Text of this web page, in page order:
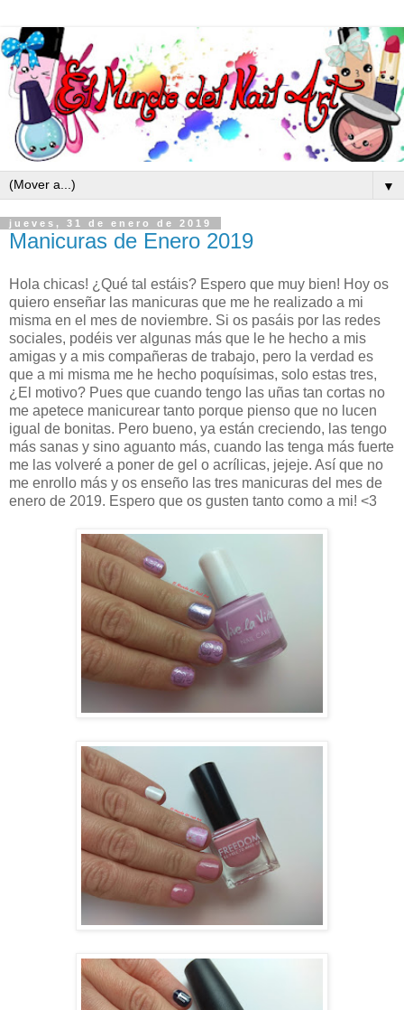
▼
jueves, 31 de enero de 2019
Manicuras de Enero 2019
Hola chicas! ¿Qué tal estáis? Espero que muy bien! Hoy os
quiero enseñar las manicuras que me he realizado a mi
misma en el mes de noviembre. Si os pasáis por las redes
sociales, podéis ver algunas más que le he hecho a mis
amigas y a mis compañeras de trabajo, pero la verdad es
que a mi misma me he hecho poquísimas, solo estas tres,
¿El motivo? Pues que cuando tengo las uñas tan cortas no
me apetece manicurear tanto porque pienso que no lucen
igual de bonitas. Pero bueno, ya están creciendo, las tengo
más sanas y sino aguanto más, cuando las tenga más fuerte
me las volveré a poner de gel o acrílicas, jejeje. Así que no
me enrollo más y os enseño las tres manicuras del mes de
enero de 2019. Espero que os gusten tanto como a mi! <3